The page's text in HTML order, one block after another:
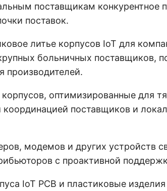
поставщикам конкурентное
поставок.
литье корпусов IoT для
больничных поставщиков,
производителей.
оптимизированные для
координацией поставщиков и
модемов и других устройств
с проактивной
IoT PCB и пластиковые